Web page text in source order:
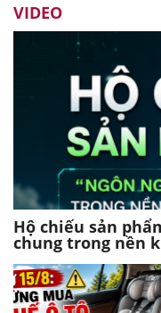
VIDEO
Hộ chiếu sản
chung trong nền